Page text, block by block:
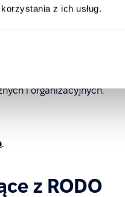
z ich usług.
integracji lub
ochrony,
i organizacyjnych.
.
z RODO